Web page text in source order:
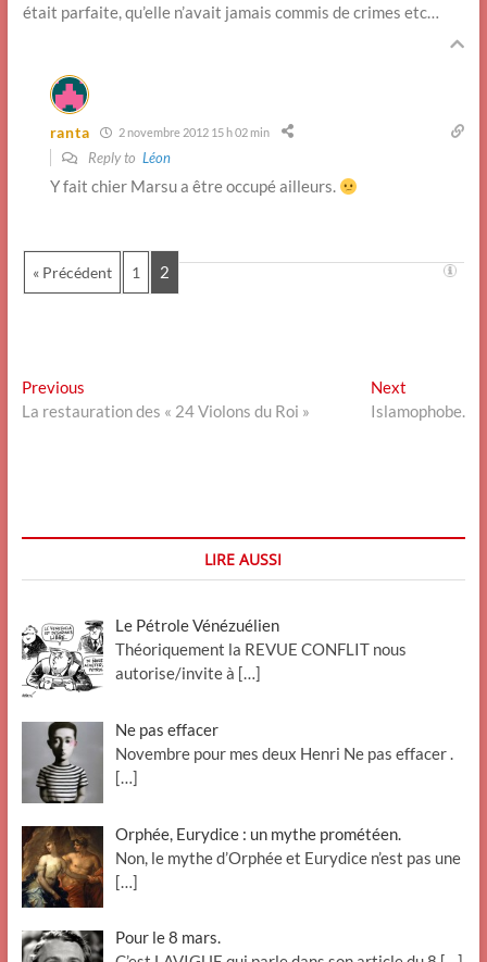
était parfaite, qu’elle n’avait jamais commis de crimes etc…
ranta 2 novembre 2012 15 h 02 min
Reply to Léon
Y fait chier Marsu a être occupé ailleurs.
« Précédent 1 2
Navigation
de
PreviousPrevious
post:
La restauration des « 24 Violons du Roi »
Next
post:
Islamophobe.
LIRE AUSSI
Le Pétrole Vénézuélien
Théoriquement la REVUE CONFLIT nous
autorise/invite à […]
Ne pas effacer
Novembre pour mes deux Henri Ne pas effacer .
[…]
Orphée, Eurydice : un mythe prométéen.
Non, le mythe d’Orphée et Eurydice n’est pas une
[…]
Pour le 8 mars.